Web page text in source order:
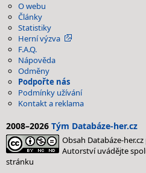
O webu
Články
Statistiky
Herní výzva
F.A.Q.
Nápověda
Odměny
Podpořte nás
Podmínky užívání
Kontakt a reklama
2008–2026 Tým Databáze-her.cz
Obsah Databáze-
Autorství uvádějte
stránku